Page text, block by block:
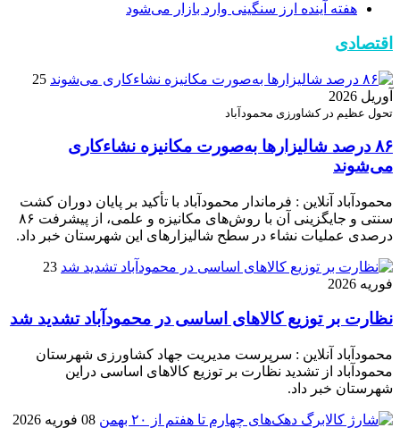
هفته آینده ارز سنگینی وارد بازار می‌شود
اقتصادی
25
آوریل 2026
تحول عظیم در کشاورزی محمودآباد
۸۶ درصد شالیزارها به‌صورت مکانیزه نشاءکاری
می‌شوند
محمودآباد آنلاین : فرماندار محمودآباد با تأکید بر پایان دوران کشت
سنتی و جایگزینی آن با روش‌های مکانیزه و علمی، از پیشرفت ۸۶
درصدی عملیات نشاء در سطح شالیزارهای این شهرستان خبر داد.
23
فوریه 2026
نظارت بر توزیع کالا‌های اساسی در محمودآباد تشدید شد
محمودآباد آنلاین : سرپرست مدیریت جهاد کشاورزی شهرستان
محمودآباد از تشدید نظارت بر توزیع کالا‌های اساسی دراین
شهرستان خبر داد.
08 فوریه 2026